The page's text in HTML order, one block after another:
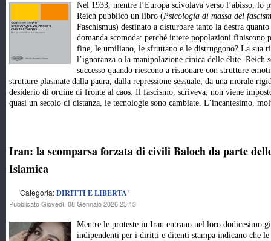
Nel 1933, mentre l’Europa scivolava verso l’abisso, lo
Reich pubblicò un libro (Psicologia di massa del
Faschismus) destinato a disturbare tanto la destra
domanda scomoda: perché intere popolazioni
fine, le umiliano, le sfruttano e le distruggono? La sua
l’ignoranza o la manipolazione cinica delle élite. Reich
successo quando riescono a risuonare con strutture
strutture plasmate dalla paura, dalla repressione sessuale, da una morale
desiderio di ordine di fronte al caos. Il fascismo, scriveva, non viene
quasi un secolo di distanza, le tecnologie sono cambiate. L’incantesimo,
Iran: la scomparsa forzata di civili Baloch da parte
Islamica
Categoria:DIRITTI E LIBERTA'
Pubblicato Giovedì, 08 Gennaio 2026 23:13
Mentre le proteste in Iran entrano nel loro dodicesimo
indipendenti per i diritti e ditenti stampa indicano che le